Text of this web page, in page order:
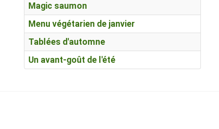
Magic saumon
Menu végétarien de janvier
Tablées d'automne
Un avant-goût de l'été